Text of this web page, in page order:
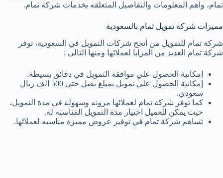
تمام، واهم المعلومات والتفاصيل المتعلقه بخدمات شركة تمام.
مميزات شركة تمويل تمام بالسعودية
شركة تمام للتمويل من أنجح شركات التمويل في السعودية، توفر
شركة تمام العديد من المزايا لعملائها ومنها التالي :
إمكانية الحصول علي موافقة التمويل في دقائق بسيطة.
إمكانية الحصول علي تمويل بمبلغ يصل حتي 500 الف ريال
سعودي.
كما توفر شركة تمام لعملائها مرونه وسهولة في مدة التمويل،
حيث يمكن للعميل اختيار مدة التمويل المناسبه له.
تساهم شركة تمام في توفير عروض مميزة مناسبه لعملائها.